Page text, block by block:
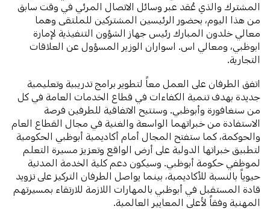
المشترك والذي عُقد عبر وسائل الاتصال المرئي في وقت سابق
من هذا اليوم، بحضور الرئيسين المشتركين للملتقى وهما
معالي خلدون المبارك رئيس جهاز الشؤون التنفيذية لإمارة
ابوظبي، ومعالي اس. اسواران الوزير المسؤول عن العلاقات
التجارية.
اتفق الطرفان على العمل معاً لتطوير برامج تدريبية وتعليمية
جديدة بهدف تنمية الكفاءات في قطاع الخدمات العامة في كل
من سنغافورة وأبوظبي. وستتيح الاتفاقية للطرفين فرصة
الاستفادة من خبراتهما الواسعة والغنية في مجال القطاع العام
والحوكمة، كما ستفتح المجال أمام أكاديمية أبوظبي الحكومية
لتطبيق خبراتها الدولية على أرض الواقع وتعزيز مسيرة التعلم
لموظفي حكومة أبوظبي. وسيكون دعم كلية الخدمة المدنية
حيوياً بالنسبة للأكاديمية، بينما يواصل الطرفان التركيز على تزويد
قادة المستقبل في أبوظبي بالمهارات اللازمة للارتقاء بمسيرتهم
المهنية وفقاً لأعلى المعايير العالمية.